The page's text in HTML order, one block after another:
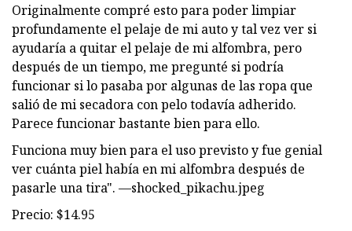
Originalmente compré esto para poder limpiar
profundamente el pelaje de mi auto y tal vez ver si
ayudaría a quitar el pelaje de mi alfombra, pero
después de un tiempo, me pregunté si podría
funcionar si lo pasaba por algunas de las ropa que
salió de mi secadora con pelo todavía adherido.
Parece funcionar bastante bien para ello.
Funciona muy bien para el uso previsto y fue genial
ver cuánta piel había en mi alfombra después de
pasarle una tira". —shocked_pikachu.jpeg
Precio: $14.95